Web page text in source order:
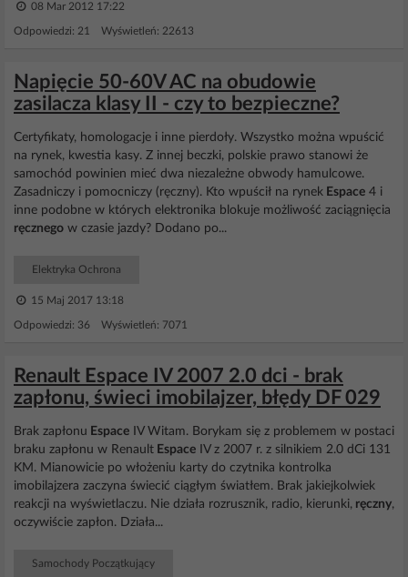
08 Mar 2012 17:22
Odpowiedzi: 21 Wyświetleń: 22613
Napięcie 50-60V AC na obudowie
zasilacza klasy II - czy to bezpieczne?
Certyfikaty, homologacje i inne pierdoły. Wszystko można wpuścić
na rynek, kwestia kasy. Z innej beczki, polskie prawo stanowi że
samochód powinien mieć dwa niezależne obwody hamulcowe.
Zasadniczy i pomocniczy (ręczny). Kto wpuścił na rynek Espace 4 i
inne podobne w których elektronika blokuje możliwość zaciągnięcia
ręcznego w czasie jazdy? Dodano po...
Elektryka Ochrona
15 Maj 2017 13:18
Odpowiedzi: 36 Wyświetleń: 7071
Renault Espace IV 2007 2.0 dci - brak
zapłonu, świeci imobilajzer, błędy DF 029
Brak zapłonu Espace IV Witam. Borykam się z problemem w postaci
braku zapłonu w Renault Espace IV z 2007 r. z silnikiem 2.0 dCi 131
KM. Mianowicie po włożeniu karty do czytnika kontrolka
imobilajzera zaczyna świecić ciągłym światłem. Brak jakiejkolwiek
reakcji na wyświetlaczu. Nie działa rozrusznik, radio, kierunki, ręczny,
oczywiście zapłon. Działa...
Samochody Początkujący